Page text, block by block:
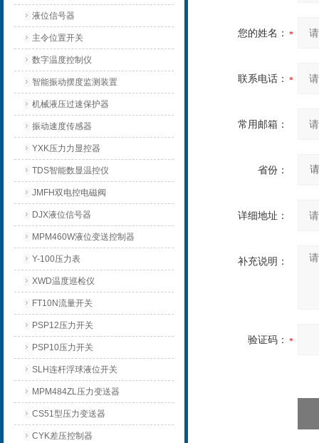
液位信号器
主令位置开关
数字温度控制仪
智能振动摆度监测装置
机械液压过速保护器
振动速度传感器
YXK压力力显控器
TDS智能数显温控仪
JMFH双电控电磁阀
DJX液位信号器
MPM460W液位变送控制器
Y-100压力表
XWD温度巡检仪
FT10N流量开关
PSP12压力开关
PSP10压力开关
SLH连杆浮球液位开关
MPM484ZL压力变送器
CS51型压力变送器
CYK差压控制器
您的姓名：
联系电话：
常用邮箱：
省份：
详细地址：
补充说明：
验证码：